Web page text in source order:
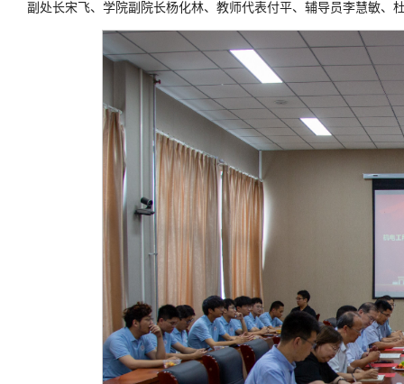
副处长宋飞、学院副院长杨化林、教师代表付平、辅导员李慧敏、